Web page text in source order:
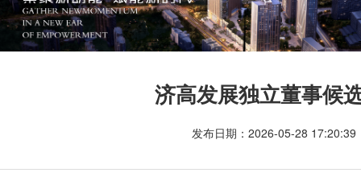
济高发展独立董事候
发布日期：2026-05-28